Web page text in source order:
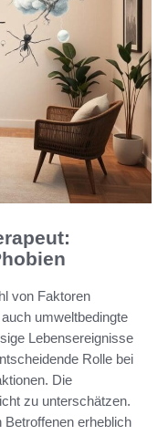
von Faktoren
umweltbedingte
Lebensereignisse
Rolle bei
Die
zu unterschätzen.
erheblich